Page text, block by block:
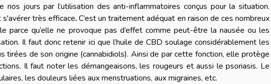
jours par l’utilisation des anti-inflammatoires conçus pour la situation.
s'avérer très efficace.C’est un traitement adéquat en raison de ces nombreux
parce qu’elle ne provoque pas d’effet comme peut-être la nausée ou les
Il faut donc retenir ici que l’huile de CBD soulage considérablement les
tirées de son origine (cannabidiols). Ainsi de par cette fonction, elle protège
Il faut noter les démangeaisons, les rougeurs et aussi le psoriasis. Le
les douleurs liées aux menstruations, aux migraines, etc.